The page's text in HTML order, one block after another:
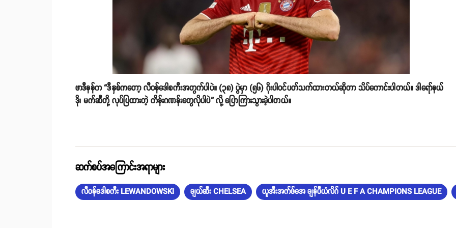
ဖာဒီနန်က “ဒီနှစ်ကတော့ လီဝန်ဒေါစကီးအတွက်ပါပဲ။ (၃၈) ပွဲမှာ (၅၆) ဂိုးပါဝင်ပတ်သက်ထားတယ်ဆိုတာ သိပ်ကောင်းပါတယ်။ ဒါရော်နယ်
ဒို၊ မက်ဆီတို့ လုပ်ပြထားတဲ့ ကိန်းဂဏန်းတွေလိုပါပဲ” လို့ ပြောကြားသွားခဲ့ပါတယ်။
ဆက်စပ်အကြောင်းအရာများ
လီဝန်ဒေါစကီး LEWANDOWSKI ချယ်ဆီး CHELSEA ယူအီးအက်ဖ်အေ ချန်ပီယံလိဂ် U E F A CHAMPIONS LEAGUE